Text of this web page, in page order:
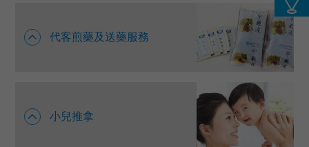
代客煎藥及送藥服務
小兒推拿